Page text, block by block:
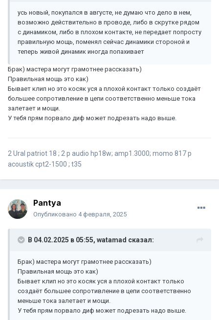
усь новый, покупался в августе, не думаю что дело в нем,
возможно действительно в проводе, либо в скрутке рядом
с динамиком, либо в плохом контакте, не передает попросту
правильную мощь, поменял сейчас динамики стороной и
теперь живой динамик иногда попахивает
Брак) мастера могут грамотнее рассказать)
Правильная мощь это как)
Бывает клип но это косяк уся а плохой контакт только создаёт
большее сопротивление в цепи соответственно меньше тока
залетает и мощи.
У тебя прям порвало диф может подрезать надо выше.
2 Ural patriot 18 ; 2 p audio hp18w; amp1.3000; momo 817 p
acoustik cpt2-1500 ; t35
Pantya
Опубликовано 4 февраля, 2025
В 04.02.2025 в 05:55, watamad сказал:
Брак) мастера могут грамотнее рассказать)
Правильная мощь это как)
Бывает клип но это косяк уся а плохой контакт только
создаёт большее сопротивление в цепи соответственно
меньше тока залетает и мощи.
У тебя прям порвало диф может подрезать надо выше.